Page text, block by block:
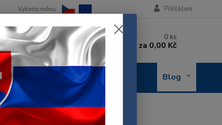
OBJEDNÁNÍ
OPRAVY
Blog
Přihlášení
rady? Zavolejte.
288 130
8-15 hod.)
0 ks
za 0,00 Kč